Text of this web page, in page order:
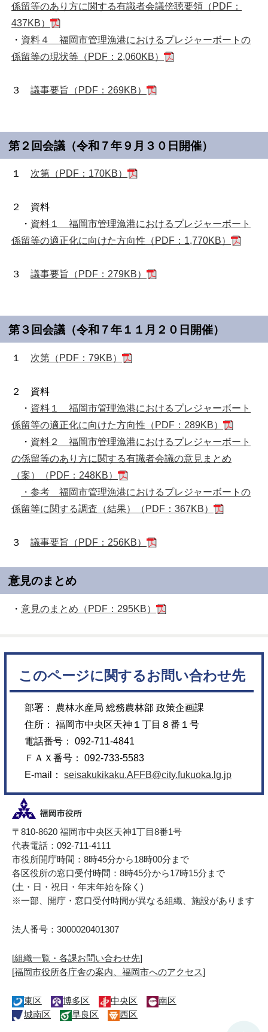
係留等のあり方に関する有識者会議傍聴要領（PDF：
437KB）
・ 資料４ 福岡市管理漁港におけるプレジャーボートの
係留等の現状等（PDF：2,060KB）
３議事要旨（PDF：269KB）
第２回会議（令和７年９月３０日開催）
１ 次第（PDF：170KB）
２ 資料
・ 資料１ 福岡市管理漁港におけるプレジャーボート
係留等の適正化に向けた方向性（PDF：1,770KB）
３議事要旨（PDF：279KB）
第３回会議（令和７年１１月２０日開催）
１ 次第（PDF：79KB）
２ 資料
・ 資料１ 福岡市管理漁港におけるプレジャーボート
係留等の適正化に向けた方向性（PDF：289KB）
・ 資料２ 福岡市管理漁港におけるプレジャーボート
の係留等のあり方に関する有識者会議の意見まとめ
（案）（PDF：248KB）
・参考 福岡市管理漁港におけるプレジャーボートの
係留等に関する調査（結果）（PDF：367KB）
３議事要旨（PDF：256KB）
意見のまとめ
・意見のまとめ（PDF：295KB）
このページに関するお問い合わせ先
部署： 農林水産局 総務農林部 政策企画課
住所： 福岡市中央区天神１丁目８番１号
電話番号： 092-711-4841
ＦＡＸ番号： 092-733-5583
E-mail：seisakukikaku.AFFB@city.fukuoka.lg.jp
〒810-8620 福岡市中央区天神1丁目8番1号
代表電話：092-711-4111
市役所開庁時間：8時45分から18時00分まで
各区役所の窓口受付時間：8時45分から17時15分まで
(土・日・祝日・年末年始を除く)
※一部、開庁・窓口受付時間が異なる組織、施設があります
法人番号：3000020401307
[組織一覧・各課お問い合わせ先]
[福岡市役所各庁舎の案内、福岡市へのアクセス]
東区 博多区 中央区
南区
城南区
早良区 西区